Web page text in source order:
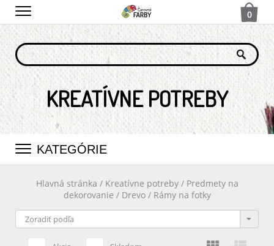
0
KREATÍVNE POTREBY
KATEGÓRIE
Hlavná stránka / Kreatívne potreby/ Predmety na
dekorovanie / Drevo/ Rámy na fotky